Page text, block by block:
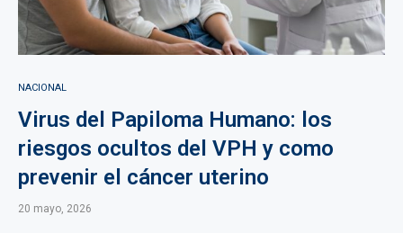
NACIONAL
Virus del Papiloma Humano: los
riesgos ocultos del VPH y como
prevenir el cáncer uterino
20 mayo, 2026